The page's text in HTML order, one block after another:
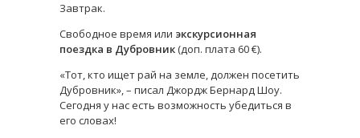
Завтрак.
Свободное время или экскурсионная
поездка в Дубровник(доп. плата 60 €).
«Тот, кто ищет рай на земле, должен посетить
Дубровник», – писал Джордж Бернард Шоу.
Сегодня у нас есть возможность убедиться в
его словах!